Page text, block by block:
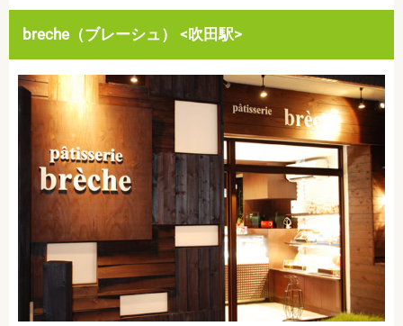
breche（ブレーシュ） <吹田駅>